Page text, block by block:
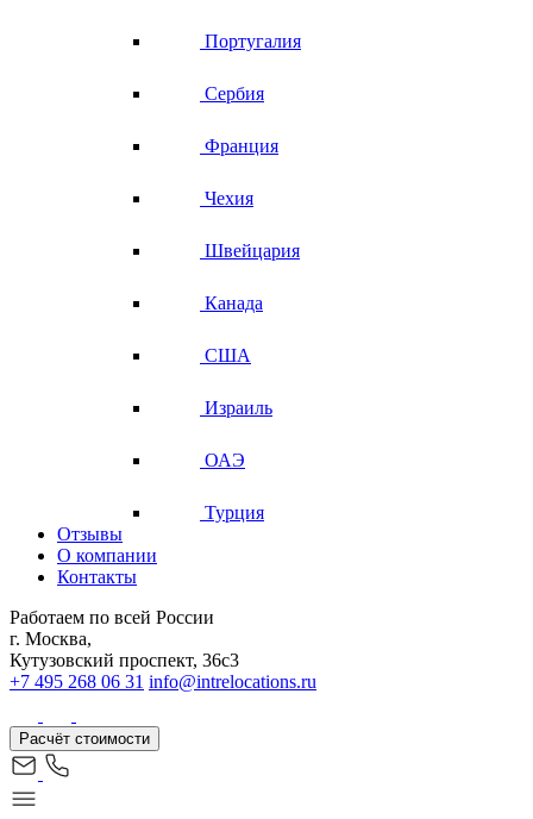
Португалия
Сербия
Франция
Чехия
Швейцария
Канада
США
Израиль
ОАЭ
Турция
Отзывы
О компании
Контакты
Работаем по всей России
г. Москва,
Кутузовский проспект, 36с3
+7 495 268 06 31 info@intrelocations.ru
Расчёт стоимости